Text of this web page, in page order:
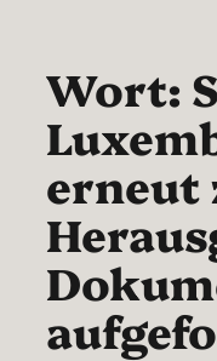
Wort:
erneut